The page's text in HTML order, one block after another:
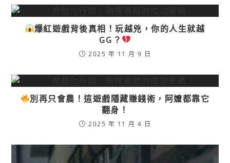
爆紅遊戲背後真相！玩越兇，你的人生就越
GG？
2025 年 11 月 9 日
別再只會農！這遊戲隱藏賺錢術，阿嬤都靠它
翻身！
2025 年 11 月 4 日